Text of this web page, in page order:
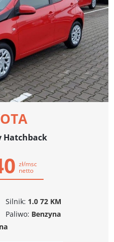
Hatchback
zł/msc
netto
Silnik: 1.0 72 KM
Paliwo: Benzyna